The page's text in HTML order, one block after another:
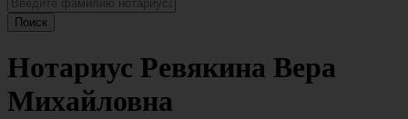
Поиск
Нотариус Ревякина Вера
Михайловна